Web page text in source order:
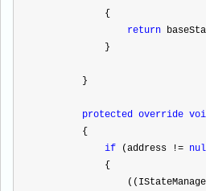
            {
return
            }
        }
protected override
        {
if (address !=
            {